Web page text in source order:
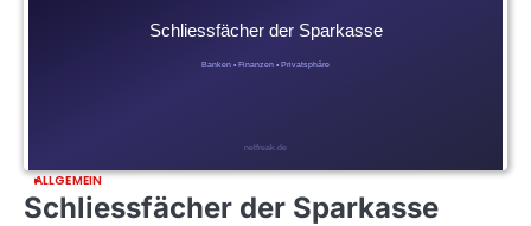
ALLGEMEIN
Schliessfächer der Sparkasse